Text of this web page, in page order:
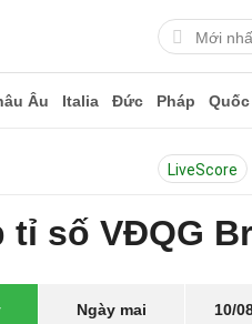
Mới
Âu Italia Đức Pháp
LiveScore
số VĐQG
Ngày mai
10/